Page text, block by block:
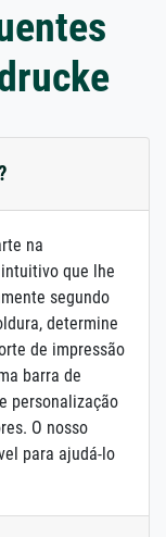
na
que lhe
segundo
determine
de impressão
barra de
personalização
O nosso
para ajudá-lo